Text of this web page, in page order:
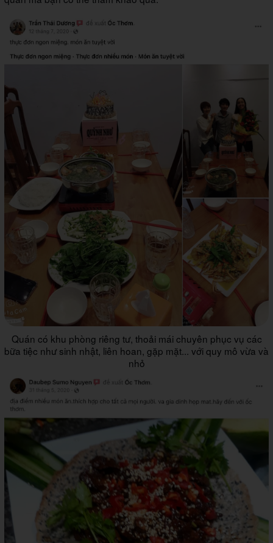
Quán có khu phòng riêng tư, thoải mái chuyên phục vụ các
bữa tiệc như sinh nhật, liên hoan, gặp mặt... với quy mô vừa và
nhỏ